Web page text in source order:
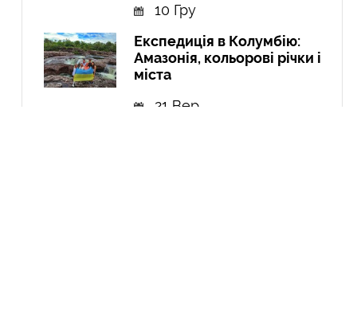
10 Гру
Експедиція в Колумбію:
Амазонія, кольорові річки і
міста
21 Вер